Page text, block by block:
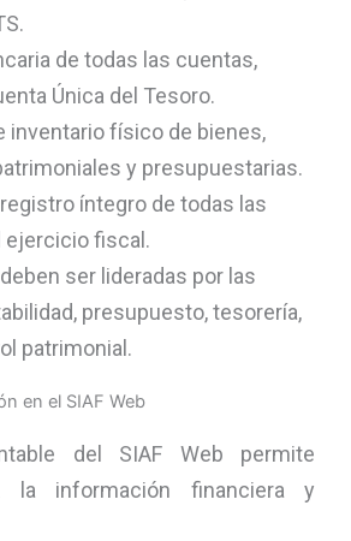
de todas las cuentas,
Única del Tesoro.
inventario físico de bienes,
y presupuestarias.
íntegro de todas las
ejercicio fiscal.
ser lideradas por las
presupuesto, tesorería,
patrimonial.
en el SIAF Web
del SIAF Web permite
la información financiera y